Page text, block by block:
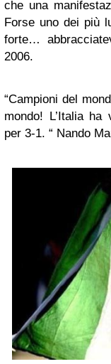
che una
Forse uno dei più
forte…
2006.
“Campioni del
mondo! L’Italia
per 3-1. “ Nando